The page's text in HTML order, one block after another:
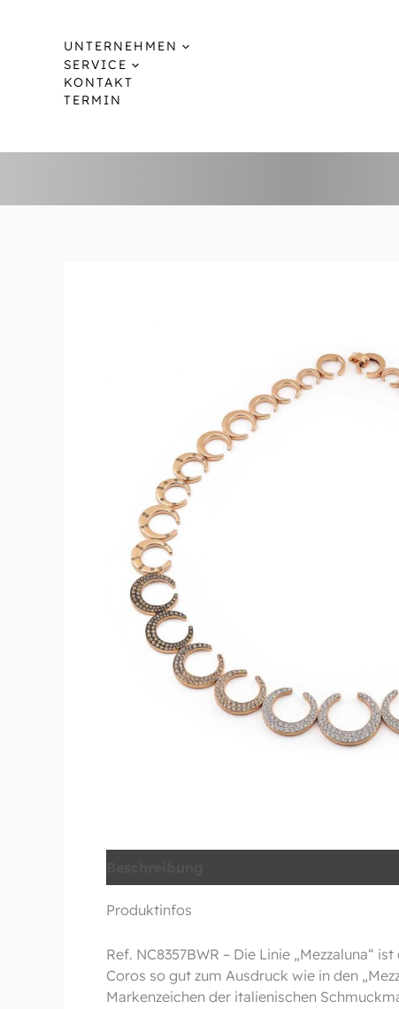
UNTERNEHMEN
SERVICE
KONTAKT
TERMIN
Produktinfos
Ref. NC8357BWR – Die Linie „Mezzaluna“
Coros so gut zum Ausdruck wie in den
Markenzeichen der italienischen